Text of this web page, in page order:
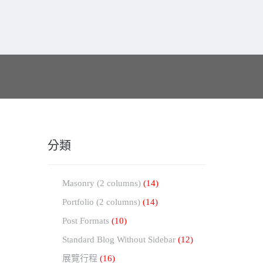
分類
Masonry (2 columns) (14)
Portfolio (2 columns) (14)
Post Formats (10)
Standard Blog Without Sidebar (12)
展覽行程 (16)